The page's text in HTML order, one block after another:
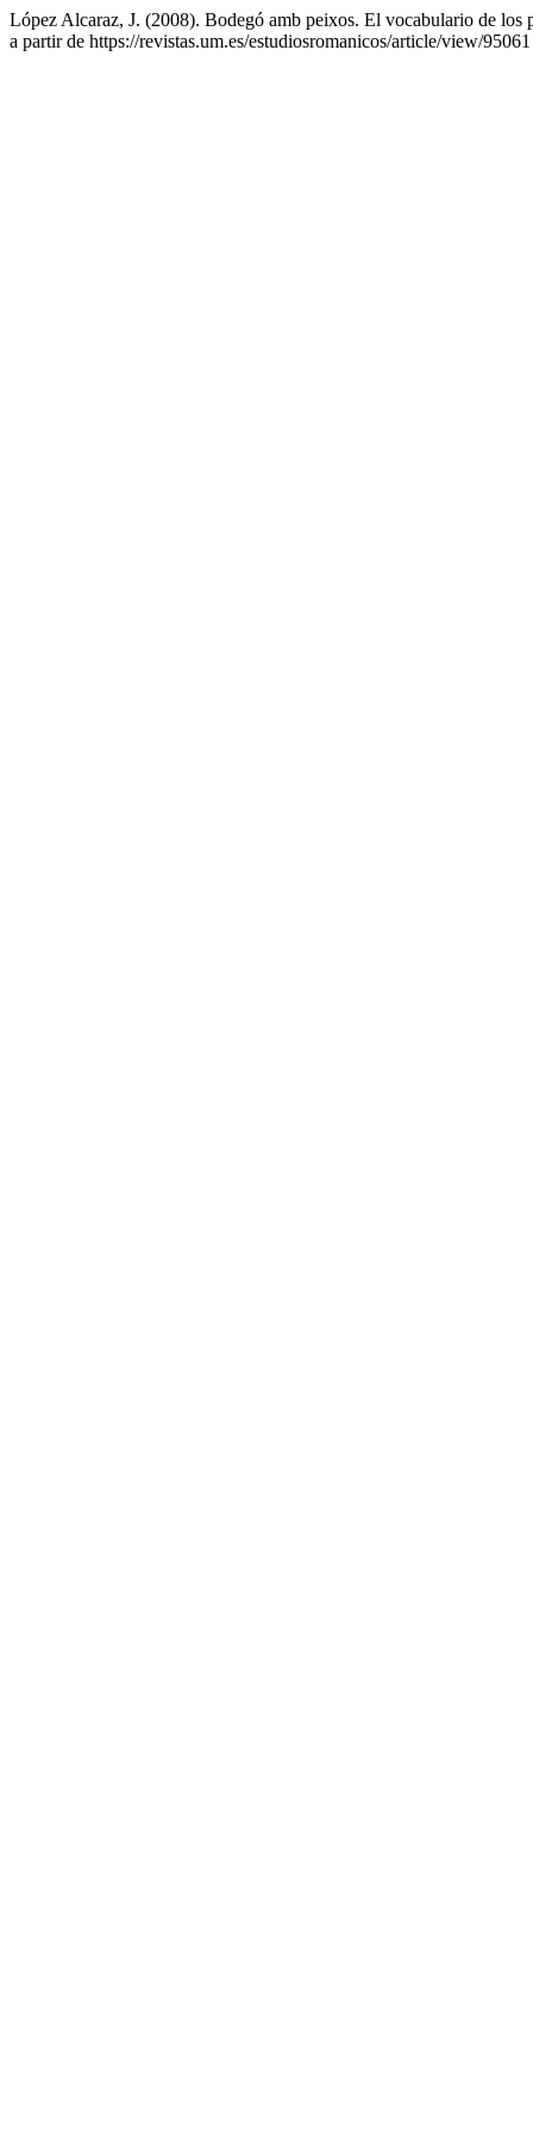
López Alcaraz, J. (2008). Bodegó amb peixos. El vocabulario de los
a partir de https://revistas.um.es/estudiosromanicos/article/view/95061